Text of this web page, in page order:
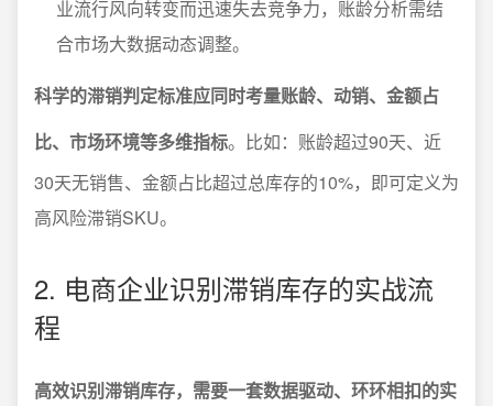
业流行风向转变而迅速失去竞争力，账龄分析需结
合市场大数据动态调整。
科学的滞销判定标准应同时考量账龄、动销、金额占
比、市场环境等多维指标。比如：账龄超过90天、近
30天无销售、金额占比超过总库存的10%，即可定义为
高风险滞销SKU。
2. 电商企业识别滞销库存的实战流
程
高效识别滞销库存，需要一套数据驱动、环环相扣的实